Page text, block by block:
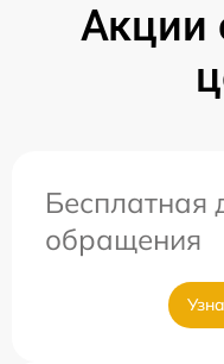
Акции
Бесплатная
обращения